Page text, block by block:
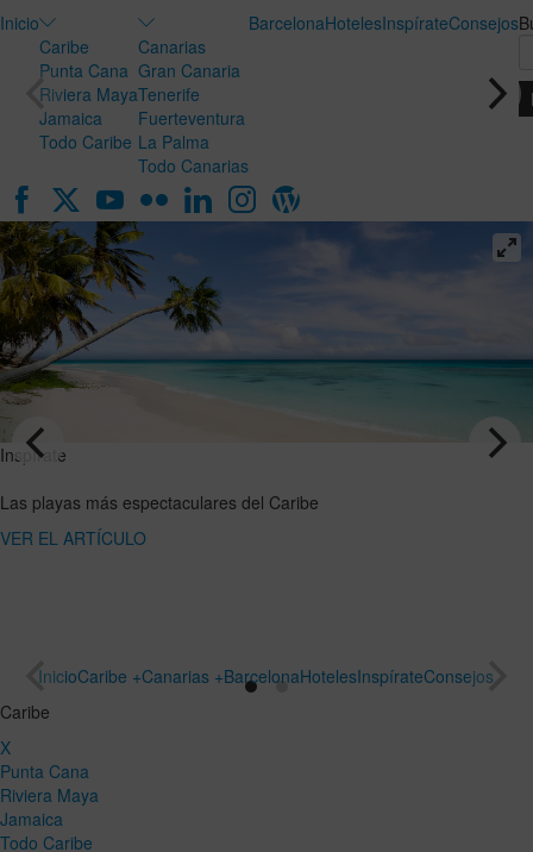
Inicio
Caribe
Punta Cana
Riviera Maya
Jamaica
Todo Caribe
Canarias
Gran Canaria
Tenerife
Fuerteventura
La Palma
Todo Canarias
BarcelonaHotelesInspírateConsejos
Inspírate
VER EL
miel en
ideal para
InicioCaribe +Canarias +BarcelonaHotelesInspírateConsejos
Caribe
X
Punta Cana
Riviera Maya
Jamaica
Todo Caribe